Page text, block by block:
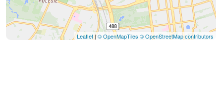
Leaflet|© OpenMapTiles © OpenStreetMap contributors